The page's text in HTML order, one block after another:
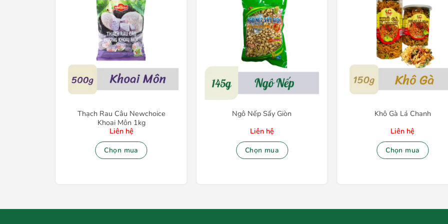
Thạch Rau Câu Newchoice
Khoai Môn 1kg
Liên hệ
Chọn mua
Ngô Nếp Sấy Giòn
Liên hệ
Chọn mua
Khô Gà Lá Chanh
Liên hệ
Chọn mua